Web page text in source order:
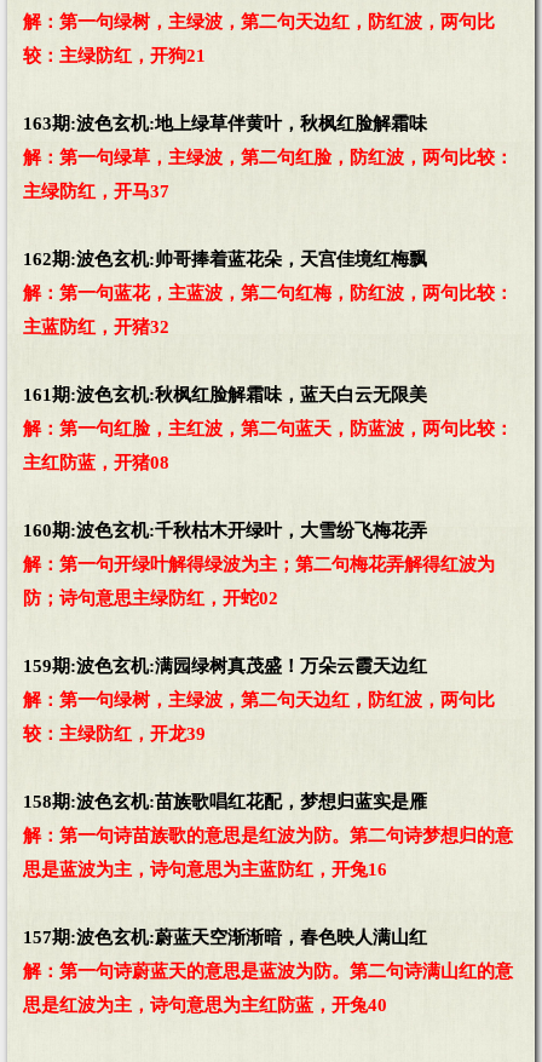
解：第一句绿树，主绿波，第二句天边红，防红波，两句比
较：主绿防红，开狗21
163期:波色玄机:地上绿草伴黄叶，秋枫红脸解霜味
解：第一句绿草，主绿波，第二句红脸，防红波，两句比较：
主绿防红，开马37
162期:波色玄机:帅哥捧着蓝花朵，天宫佳境红梅飘
解：第一句蓝花，主蓝波，第二句红梅，防红波，两句比较：
主蓝防红，开猪32
161期:波色玄机:秋枫红脸解霜味，蓝天白云无限美
解：第一句红脸，主红波，第二句蓝天，防蓝波，两句比较：
主红防蓝，开猪08
160期:波色玄机:千秋枯木开绿叶，大雪纷飞梅花弄
解：第一句开绿叶解得绿波为主；第二句梅花弄解得红波为
防；诗句意思主绿防红，开蛇02
159期:波色玄机:满园绿树真茂盛！万朵云霞天边红
解：第一句绿树，主绿波，第二句天边红，防红波，两句比
较：主绿防红，开龙39
158期:波色玄机:苗族歌唱红花配，梦想归蓝实是雁
解：第一句诗苗族歌的意思是红波为防。第二句诗梦想归的意
思是蓝波为主，诗句意思为主蓝防红，开兔16
157期:波色玄机:蔚蓝天空渐渐暗，春色映人满山红
解：第一句诗蔚蓝天的意思是蓝波为防。第二句诗满山红的意
思是红波为主，诗句意思为主红防蓝，开兔40